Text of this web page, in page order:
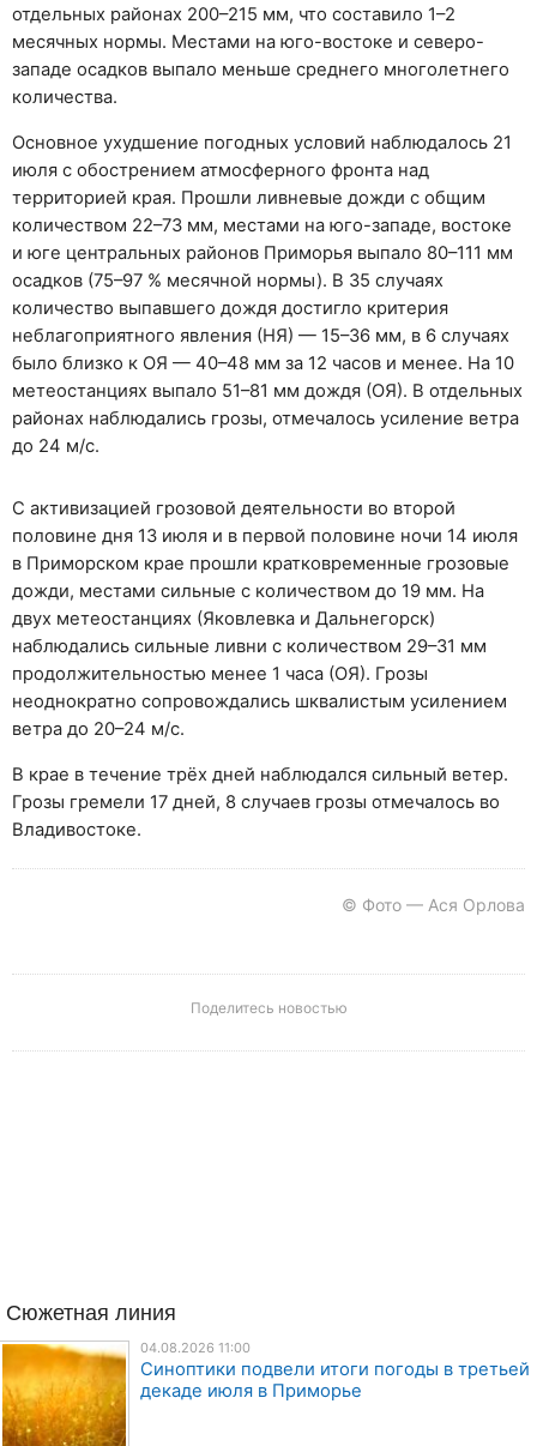
отдельных районах 200–215 мм, что составило 1–2
месячных нормы. Местами на юго-востоке и северо-
западе осадков выпало меньше среднего многолетнего
количества.
Основное ухудшение погодных условий наблюдалось 21
июля с обострением атмосферного фронта над
территорией края. Прошли ливневые дожди с общим
количеством 22–73 мм, местами на юго-западе, востоке
и юге центральных районов Приморья выпало 80–111 мм
осадков (75–97 % месячной нормы). В 35 случаях
количество выпавшего дождя достигло критерия
неблагоприятного явления (НЯ) — 15–36 мм, в 6 случаях
было близко к ОЯ — 40–48 мм за 12 часов и менее. На 10
метеостанциях выпало 51–81 мм дождя (ОЯ). В отдельных
районах наблюдались грозы, отмечалось усиление ветра
до 24 м/с.
С активизацией грозовой деятельности во второй
половине дня 13 июля и в первой половине ночи 14 июля
в Приморском крае прошли кратковременные грозовые
дожди, местами сильные с количеством до 19 мм. На
двух метеостанциях (Яковлевка и Дальнегорск)
наблюдались сильные ливни с количеством 29–31 мм
продолжительностью менее 1 часа (ОЯ). Грозы
неоднократно сопровождались шквалистым усилением
ветра до 20–24 м/с.
В крае в течение трёх дней наблюдался сильный ветер.
Грозы гремели 17 дней, 8 случаев грозы отмечалось во
Владивостоке.
© Фото — Ася Орлова
Поделитесь новостью
Сюжетная линия
04.08.2026 11:00
Синоптики подвели итоги погоды в третьей
декаде июля в Приморье